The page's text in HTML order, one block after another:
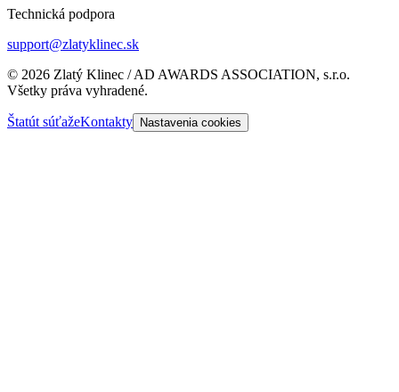
Technická podpora
support@zlatyklinec.sk
© 2026 Zlatý Klinec / AD AWARDS ASSOCIATION, s.r.o.
Všetky práva vyhradené.
Štatút súťažeKontakty Nastavenia cookies